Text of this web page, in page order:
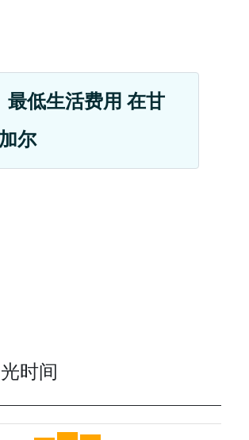
最低生活费用 在甘
尔
时间